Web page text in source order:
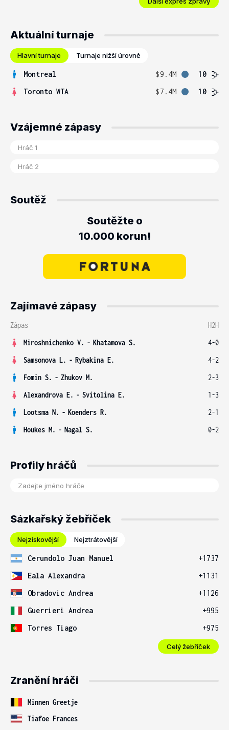
Aktuální turnaje
Hlavní turnaje Turnaje nižší úrovně
Montreal $9.4M
10
Toronto WTA
$7.4M 10
Vzájemné zápasy
Soutěž
Soutěžte o
10.000 korun!
Zajímavé zápasy
Zápas
H2H
Miroshnichenko V. - Khatamova S.
4-0
Samsonova L. - Rybakina E.
4-2
Fomin S. - Zhukov M.
2-3
Alexandrova E. - Svitolina E.
1-3
Lootsma N. - Koenders R.
2-1
Houkes M. - Nagal S. 0-2
Profily hráčů
Sázkařský žebříček
Nejziskovější Nejztrátovější
Cerundolo Juan Manuel
+1737
Eala Alexandra
+1131
Obradovic Andrea
+1126
Guerrieri Andrea
+995
Torres Tiago
+975
Celý žebříček
Zranění hráči
Minnen Greetje
Tiafoe Frances